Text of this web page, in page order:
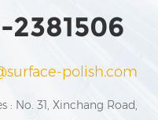
2381506
polish.com
: No. 31, Xinchang Road,